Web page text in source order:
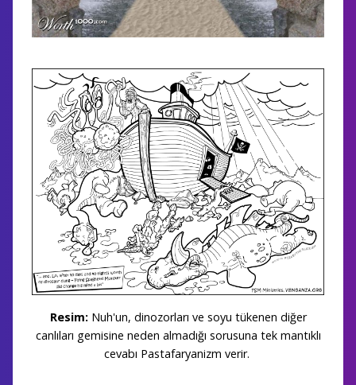
Resim: Nuh'un, dinozorları ve soyu tükenen diğer
canlıları gemisine neden almadığı sorusuna tek mantıklı
cevabı Pastafaryanizm verir.